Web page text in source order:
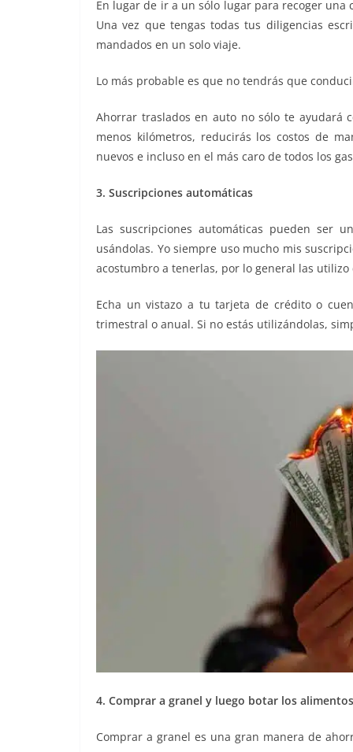
En lugar de ir a un sólo lugar para recoger una
Una vez que tengas todas tus diligencias
mandados en un solo viaje.
Lo más probable es que no tendrás que
Ahorrar traslados en auto no sólo te ayudará
menos kilómetros, reducirás los costos de
nuevos e incluso en el más caro de todos los
3. Suscripciones automáticas
Las suscripciones automáticas pueden ser
usándolas. Yo siempre uso mucho mis
acostumbro a tenerlas, por lo general las utilizo
Echa un vistazo a tu tarjeta de crédito o
trimestral o anual. Si no estás utilizándolas,
4. Comprar a granel y luego botar los alimentos
Comprar a granel es una gran manera de